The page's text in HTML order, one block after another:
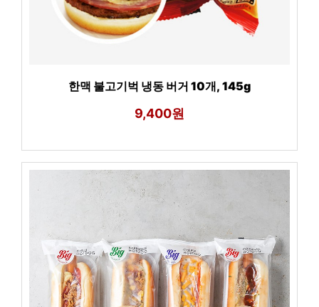
한맥 불고기벅 냉동 버거 10개, 145g
9,400원